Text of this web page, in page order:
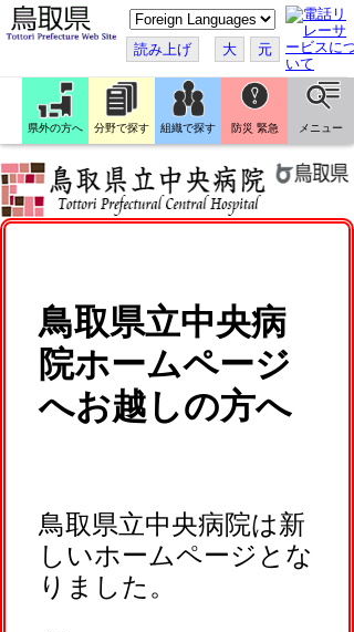
こ
の
ペ
ー
ジ
翻
訳
す
読み上げ 大 元
県外の方へ 分野で探す 組織で探す 防災 緊急 メニュー
鳥取県立中央病
院ホームページ
へお越しの方へ
鳥取県立中央病院は新
しいホームページとな
りました。